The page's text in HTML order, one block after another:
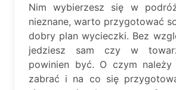
Nim wybierzesz się w
nieznane, warto przygotować
dobry plan wycieczki. Bez
jedziesz sam czy w
powinien być. O czym należy
zabrać i na co się